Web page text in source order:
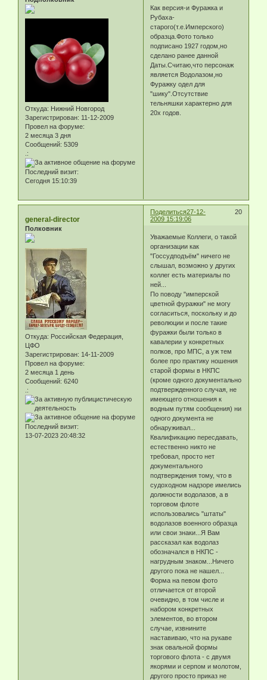
Откуда: Нижний Новгород
Зарегистрирован: 11-12-2009
Провел на форуме:
2 месяца 3 дня
Сообщений: 5309
.:
Последний визит:
Сегодня 15:10:39
Как версия-и Фуражка и
Рубаха-
старого(т.е.Имперского)
образца.Фото только
подписано 1927 годом,но
сделано ранее данной
Даты.Считаю,что персонаж
является Водолазом,но
Фуражку одел для
"шику".Отсутствие
тельняшки характерно для
20х годов.
Поделиться 20
27-12-
2009 15:19:06
general-director
Полковник
Откуда: Российская Федерация,
ЦФО
Зарегистрирован: 14-11-2009
Провел на форуме:
2 месяца 1 день
Сообщений: 6240
.:
Последний визит:
13-07-2023 20:48:32
Уважаемые Коллеги, о такой
организации как
"Госсудподъём" ничего не
слышал, возможно у других
коллег есть материалы по
ней...
По поводу "имперской
цветной фуражки" не могу
согласиться, поскольку и до
революции и после такие
фуражки были только в
кавалерии у конкретных
полков, про МПС, а уж тем
более про практику ношения
старой формы в НКПС
(кроме одного документально
подтвержденного случая, не
имеющего отношения к
водным путям сообщения) ни
одного документа не
обнаруживал...
Квалификацию пересдавать,
естественно никто не
требовал, просто нет
документального
подтверждения тому, что в
судоходном надзоре имелись
должности водолазов, а в
торговом флоте
использовались "штаты"
водолазов военного образца
или свои знаки...Я Вам
рассказал как водолаз
обозначался в НКПС -
нагрудным знаком...Ничего
другого пока не нашел...
Форма на певом фото
отличается от второй
очевидно, в том числе и
набором конкретных
элементов, во втором
случае, извнините
наставиваю, что на рукаве
знак овальной формы
торгового флота - с двумя
якорями и серпом и молотом,
другого просто приказ не